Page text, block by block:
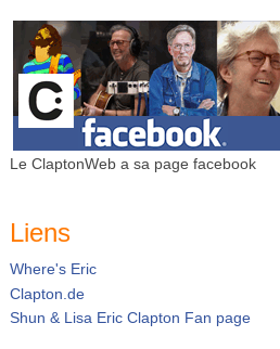
Le ClaptonWeb a sa page facebook
Liens
Where's Eric
Clapton.de
Shun & Lisa Eric Clapton Fan page